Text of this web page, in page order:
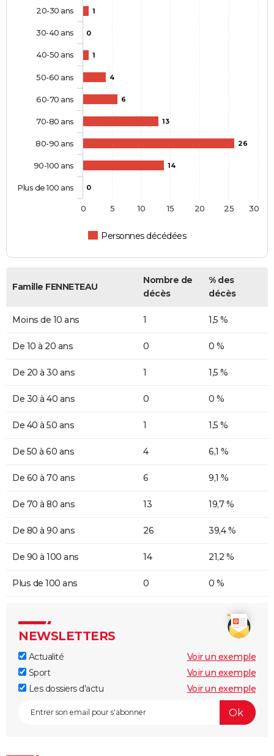
1
0
1
4
6
13
26
14
0
Personnes décédées
20-30 ans
30-40 ans
40-50 ans
50-60 ans
60-70 ans
70-80 ans
80-90 ans
90-100 ans
Plus de 100 ans
0 5 10 15 20 25 30
Famille FENNETEAU
Nombre de
décès
% des
décès
Moins de 10 ans 1 1,5 %
De 10 à 20 ans 0 0 %
De 20 à 30 ans 1 1,5 %
De 30 à 40 ans 0 0 %
De 40 à 50 ans 1 1,5 %
De 50 à 60 ans 4 6,1 %
De 60 à 70 ans 6 9,1 %
De 70 à 80 ans 13 19,7 %
De 80 à 90 ans 26 39,4 %
De 90 à 100 ans 14 21,2 %
Plus de 100 ans 0 0 %
NEWSLETTERS
Actualité
Voir un exemple
Sport
Voir un exemple
Les dossiers d'actu
Voir un exemple